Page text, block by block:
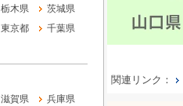
関連リンク：
栃木県
茨城県
東京都
千葉県
滋賀県
兵庫県